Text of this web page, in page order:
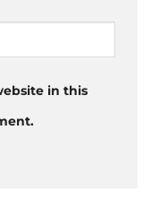
in this